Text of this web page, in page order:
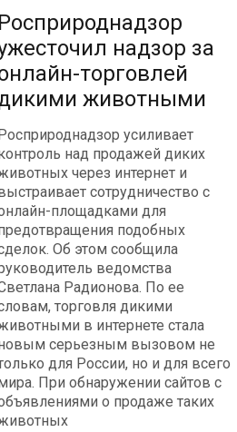
Росприроднадзор
надзор за
торговлей
животными
усиливает
над продажей диких
через интернет и
сотрудничество с
площадками для
подобных
Об этом сообщила
ведомства
Радионова. По ее
торговля дикими
в интернете стала
серьезным вызовом не
для России, но и для всего
При обнаружении сайтов с
о продаже таких